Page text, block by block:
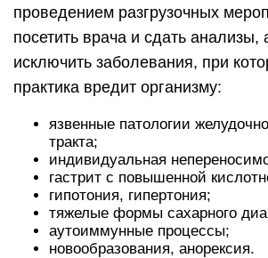
проведением разгрузочных
посетить врача и сдать анализы,
исключить заболевания, при
практика вредит организму:
язвенные патологии
тракта;
индивидуальная
гастрит с повышенной
гипотония, гипертония;
тяжелые формы сахарного
аутоиммунные процессы;
новообразования, анорексия.